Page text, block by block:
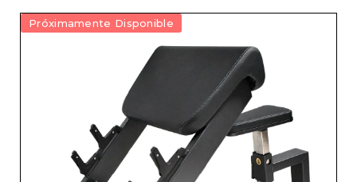
Próximamente Disponible